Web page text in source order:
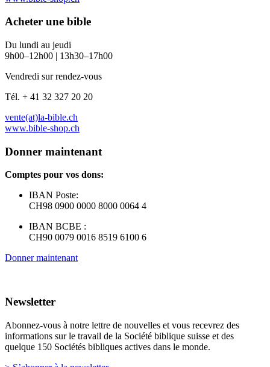
Acheter une bible
Du lundi au jeudi
9h00–12h00 | 13h30–17h00
Vendredi sur rendez-vous
Tél. + 41 32 327 20 20
vente(at)la-bible.ch
www.bible-shop.ch
Donner maintenant
Comptes pour vos dons:
IBAN Poste:
CH98 0900 0000 8000 0064 4
IBAN BCBE :
CH90 0079 0016 8519 6100 6
Donner maintenant
Newsletter
Abonnez-vous à notre lettre de nouvelles et vous recevrez des
informations sur le travail de la Société biblique suisse et des
quelque 150 Sociétés bibliques actives dans le monde.